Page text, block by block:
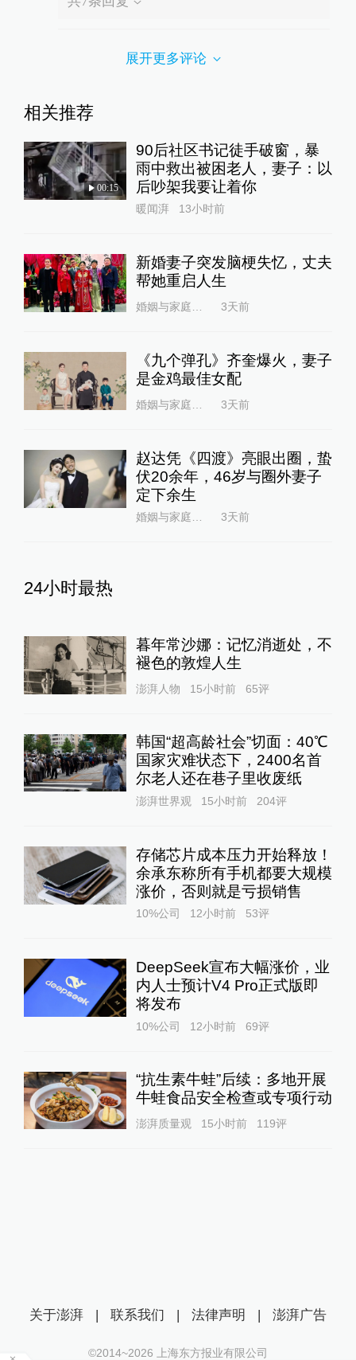
展开更多评论
相关推荐
00:15
90后社区书记徒手破窗，暴
雨中救出被困老人，妻子：以
后吵架我要让着你
暖闻湃 13小时前
新婚妻子突发脑梗失忆，丈夫
帮她重启人生
3天前
《九个弹孔》齐奎爆火，妻子
是金鸡最佳女配
3天前
赵达凭《四渡》亮眼出圈，蛰
伏20余年，46岁与圈外妻子
定下余生
3天前
24小时最热
暮年常沙娜：记忆消逝处，不
褪色的敦煌人生
澎湃人物 15小时前 65评
韩国“超高龄社会”切面：40℃
国家灾难状态下，2400名首
尔老人还在巷子里收废纸
澎湃世界观 15小时前 204评
存储芯片成本压力开始释放！
余承东称所有手机都要大规模
涨价，否则就是亏损销售
10%公司 12小时前 53评
DeepSeek宣布大幅涨价，业
内人士预计V4 Pro正式版即
将发布
10%公司 12小时前 69评
“抗生素牛蛙”后续：多地开展
牛蛙食品安全检查或专项行动
澎湃质量观 15小时前 119评
关于澎湃 | 联系我们 | 法律声明 | 澎湃广告
©2014~2026 上海东方报业有限公司